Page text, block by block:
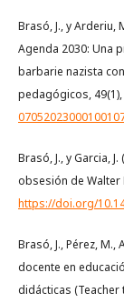
Brasó, J., y Arderiu,
Agenda 2030: Una
barbarie nazista
pedagógicos, 49(1),
Brasó, J., y Garcia,
obsesión de Walter
https://doi.org/
Brasó, J., Pérez, M.,
docente en
didácticas